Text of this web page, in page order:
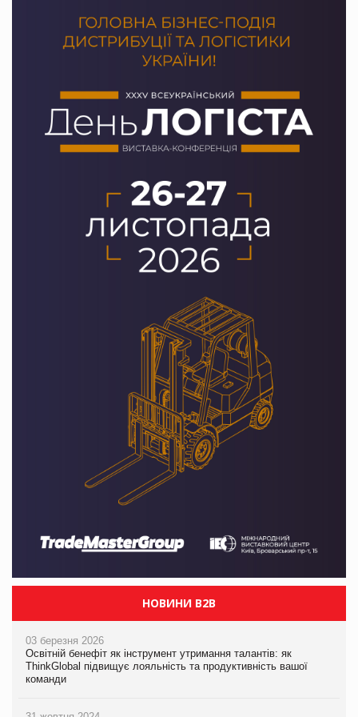
НОВИНИ B2B
03 березня 2026
Освітній бенефіт як інструмент утримання талантів: як
ThinkGlobal підвищує лояльність та продуктивність вашої
команди